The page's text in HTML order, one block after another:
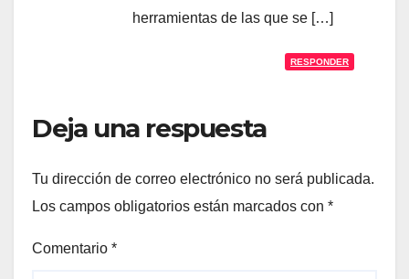
herramientas de las que se […]
RESPONDER
Deja una respuesta
Tu dirección de correo electrónico no será publicada.
Los campos obligatorios están marcados con *
Comentario *